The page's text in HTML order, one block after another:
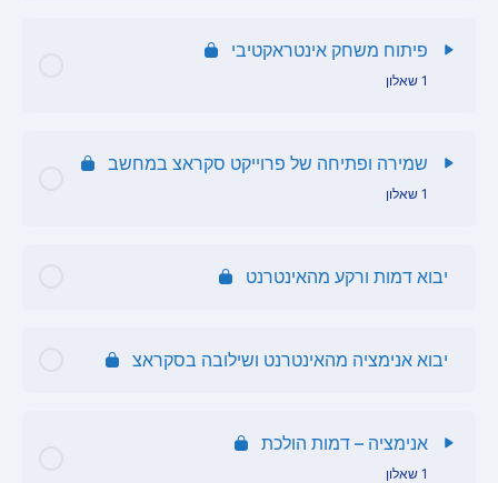
שאלון החלפת תלבושות
פיתוח משחק אינטראקטיבי
1 שאלון
שמירה ופתיחה של פרוייקט סקראצ במחשב
1 שאלון
יבוא דמות ורקע מהאינטרנט
יבוא אנימציה מהאינטרנט ושילובה בסקראצ
אנימציה – דמות הולכת
1 שאלון